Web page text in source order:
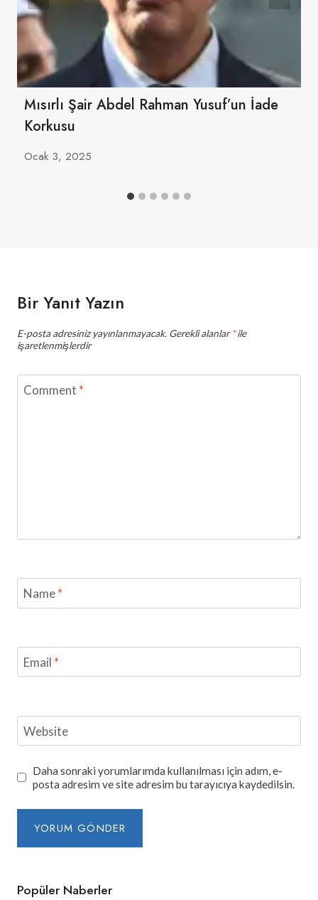
Mısırlı Şair Abdel Rahman Yusuf’un İade
Korkusu
Ocak 3, 2025
Bir Yanıt Yazın
E-posta adresiniz yayınlanmayacak. Gerekli alanlar*ile
işaretlenmişlerdir
Comment *
Name*
Email *
Website
Daha sonraki yorumlarımda kullanılması için adım, e-
posta adresim ve site adresim bu tarayıcıya kaydedilsin.
Popüler Naberler